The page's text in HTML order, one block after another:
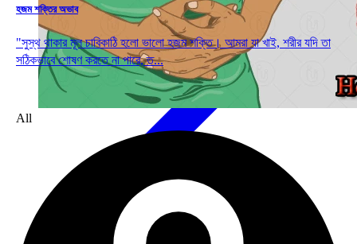
All
হজম শক্তির অভাব
"সুস্থ থাকার মূল চাবিকাঠি হলো ভালো হজম শক্তি। আমরা যা খাই, শরীর যদি তা
সঠিকভাবে শোষণ করতে না পারে, ত...